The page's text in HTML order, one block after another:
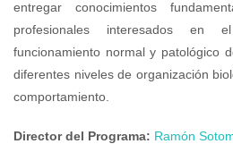
entregar conocimientos
profesionales interesados en
funcionamiento normal y patológico
diferentes niveles de organización
comportamiento.
Director del Programa: Ramón